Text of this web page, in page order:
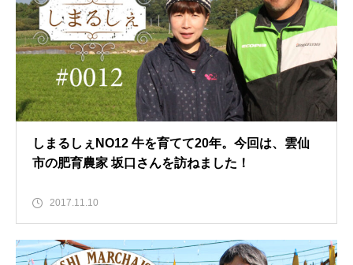
しまるしぇNO12 牛を育てて20年。今回は、雲仙
市の肥育農家 坂口さんを訪ねました！
2017.11.10